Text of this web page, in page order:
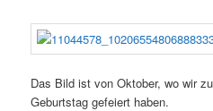
Das Bild ist von Oktober, wo wir
Geburtstag gefeiert haben.